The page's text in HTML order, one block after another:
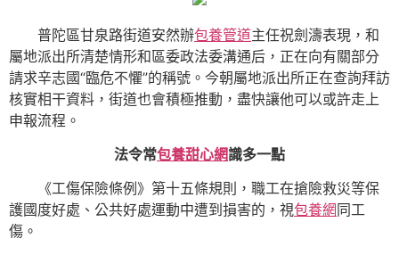
普陀區甘泉路街道安然辦包養管道主任祝劍濤表現，和
屬地派出所清楚情形和區委政法委溝通后，正在向有關部分
請求辛志國“臨危不懼”的稱號。今朝屬地派出所正在查詢拜訪
核實相干資料，街道也會積極推動，盡快讓他可以或許走上
申報流程。
法令常包養甜心網識多一點
《工傷保險條例》第十五條規則，職工在搶險救災等保
護國度好處、公共好處運動中遭到損害的，視包養網 同工
傷。